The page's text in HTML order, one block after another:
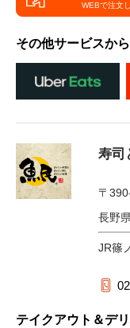
WEBで注文し
その他サービスか
寿司
〒
長野
JR篠
テイクアウト＆デ